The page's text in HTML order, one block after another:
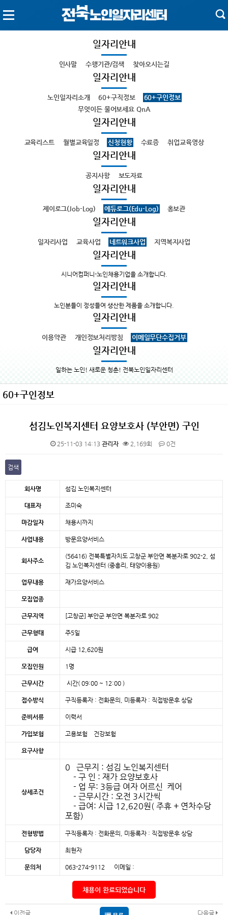
일자리안내
인사말 수행기관/검색 찾아오시는길
일자리안내
노인일자리소개 60+구직정보
60+구인정보
무엇이든 물어보세요 QnA
일자리안내
교육리스트 월별교육일정 신청현황 수료증 취업교육영상
일자리안내
공지사항 보도자료
일자리안내
제이로그(Job-Log) 에듀로그(Edu-Log) 홍보관
일자리안내
일자리사업 교육사업 네트워크사업 지역복지사업
일자리안내
시니어컴퍼니-노인채용기업을 소개합니다.
일자리안내
노인분들이 정성들여 생산한 제품을 소개합니다.
일자리안내
이용약관 개인정보처리방침 이메일무단수집거부
일자리안내
일하는 노인! 새로운 청춘! 전북노인일자리센터
60+구인정보
섬김노인복지센터 요양보호사 (부안면) 구인
25-11-03 14:13 관리자 2,169회 0건
검색
회사명 섬김 노인복지센터
대표자 조미숙
마감일자 채용시까지
사업내용 방문요양서비스
회사주소
(56416) 전북특별자치도 고창군 부안면 복분자로 902-2, 섬
김 노인복지센터 (중흥리, 태양이용원)
업무내용 재가요양서비스
모집업종
근무지역 [고창군] 부안군 부안면 복분자로 902
근무형태 주5일
급여 시급 12,620원
모집인원 1명
근무시간 시간( 09:00 ~ 12:00 )
접수방식 구직등록자 : 전화문의, 미등록자 : 직접방문후 상담
준비서류 이력서
가입보험 고용보험 건강보험
요구사항
상세조건
0 근무지 : 섬김 노인복지센터
- 구 인 : 재가 요양보호사
- 업 무: 3등급 여자 어르신 케어
- 근무시간 : 오전 3시간씩
- 급여: 시급 12,620원( 주휴 + 연차수당
포함)
전형방법 구직등록자 : 전화문의, 미등록자 : 직접방문후 상담
담당자 최현자
문의처 063-274-9112 이메일 :
채용이 완료되었습니다
이전글 다음글